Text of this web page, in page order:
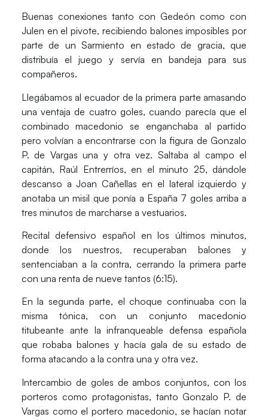
Buenas conexiones tanto conGedeón como con
Julen en el pivote, recibiendo balones imposibles por
parte de unSarmiento en estado de gracia, que
distribuía el juego y servía en bandeja para sus
compañeros.
Llegábamos al ecuador de la primera parte amasando
una ventaja de cuatro goles, cuando parecía que el
combinado macedonio se enganchaba al partido
pero volvían a encontrarse con la figura deGonzalo
P. de Vargas una y otra vez. Saltaba al campo el
capitán, Raúl Entrerríos, en el minuto 25, dándole
descanso aJoan Cañellas en el lateral izquierdo y
anotaba un misil que ponía a España 7 goles arriba a
tres minutos de marcharse a vestuarios.
Recital defensivo español en los últimos minutos,
donde los nuestros, recuperaban balones y
sentenciaban a la contra, cerrando la primera parte
con una renta de nueve tantos (6:15).
En la segunda parte, el choque continuaba con la
misma tónica, con un conjunto macedonio
titubeante ante la infranqueable defensa española
que robaba balones y hacía gala de su estado de
forma atacando a la contra una y otra vez.
Intercambio de goles de ambos conjuntos, con los
porteros como protagonistas, tanto Gonzalo P. de
Vargas como el portero macedonio, se hacían notar